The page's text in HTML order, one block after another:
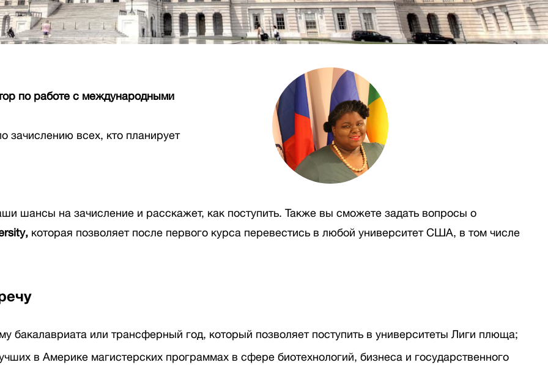
по работе с международными
зачислению всех, кто планирует
шансы на зачисление и расскажет, как поступить. Также вы сможете задать вопросы о
которая позволяет после первого курса перевестись в любой университет США, в том числе
бакалавриата или трансферный год, который позволяет поступить в университеты Лиги плюща;
в Америке магистерских программах в сфере биотехнологий, бизнеса и государственного